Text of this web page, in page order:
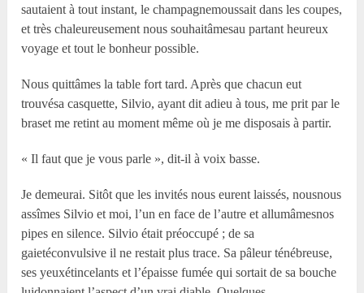
sautaient à tout instant, le champagnemoussait dans les coupes,
et très chaleureusement nous souhaitâmesau partant heureux
voyage et tout le bonheur possible.
Nous quittâmes la table fort tard. Après que chacun eut
trouvésa casquette, Silvio, ayant dit adieu à tous, me prit par le
braset me retint au moment même où je me disposais à partir.
« Il faut que je vous parle », dit-il à voix basse.
Je demeurai. Sitôt que les invités nous eurent laissés, nousnous
assîmes Silvio et moi, l’un en face de l’autre et allumâmesnos
pipes en silence. Silvio était préoccupé ; de sa
gaietéconvulsive il ne restait plus trace. Sa pâleur ténébreuse,
ses yeuxétincelants et l’épaisse fumée qui sortait de sa bouche